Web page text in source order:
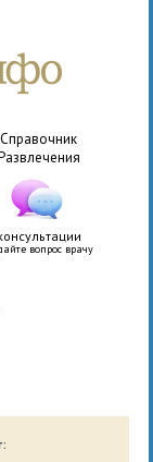
Справочник
вопрос врачу